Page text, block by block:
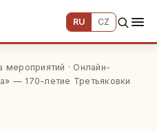
RU CZ
мероприятий · Онлайн-
— 170-летие Третьяковки